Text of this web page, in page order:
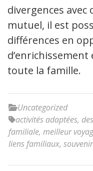
divergences avec
mutuel, il est
différences en
toute la famille.
Uncategorized
activités adaptées,
familiale, meilleur
liens familiaux,